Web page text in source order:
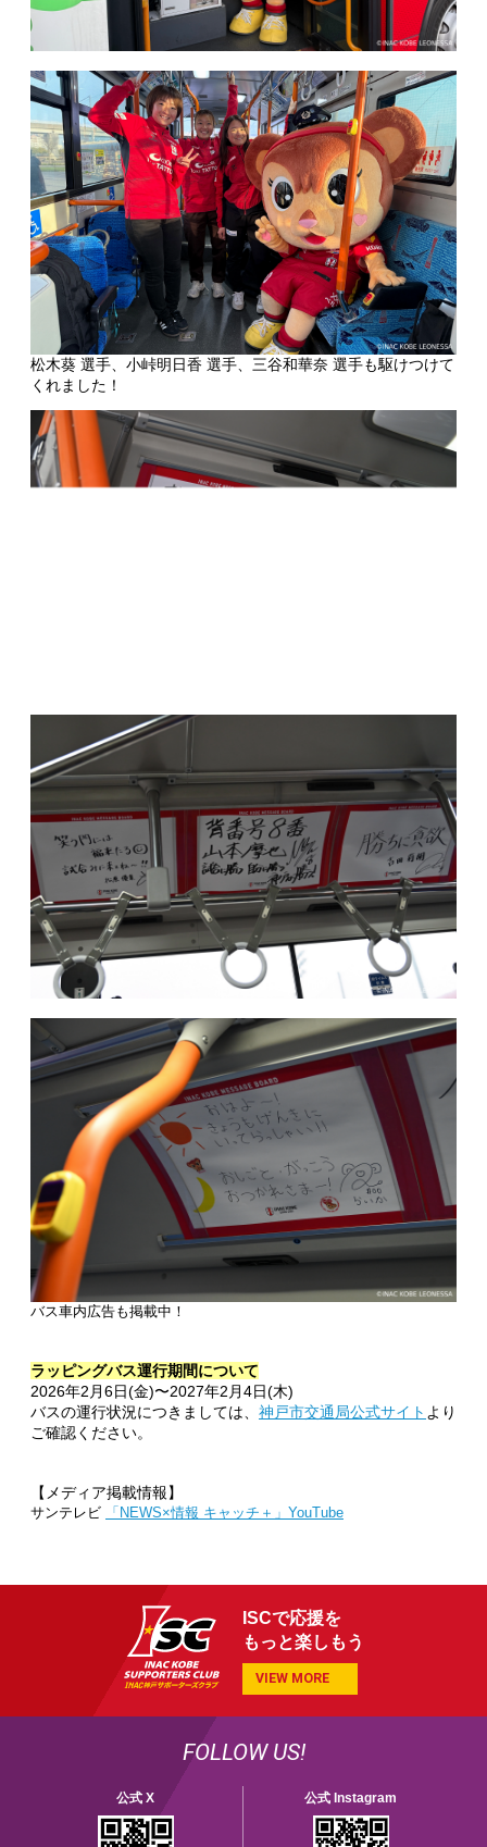
松木葵 選手、小峠明日香 選手、三谷和華奈 選手も駆けつけて
くれました！
バス車内広告も掲載中！
ラッピングバス運行期間について
2026年2月6日(金)〜2027年2月4日(木)
バスの運行状況につきましては、 神戸市交通局公式サイト より
ご確認ください。
【メディア掲載情報】
サンテレビ 「NEWS×情報 キャッチ＋」YouTube
ISCで応援を
もっと楽しもう
VIEW MORE
FOLLOW US!
公式 X 公式 Instagram